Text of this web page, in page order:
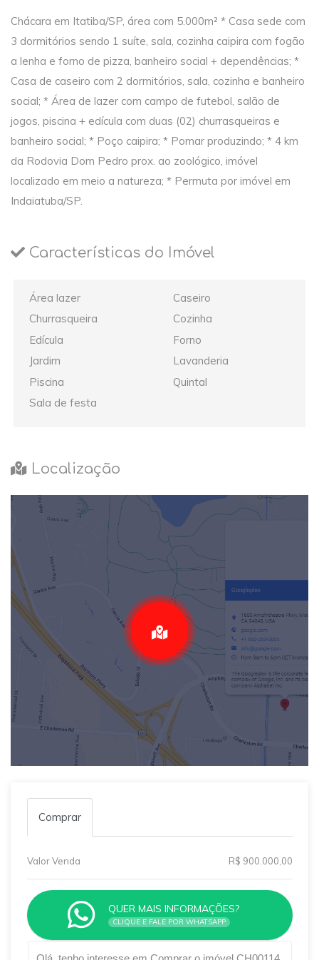
Chácara em Itatiba/SP, área com 5.000m² * Casa sede com
3 dormitórios sendo 1 suíte, sala, cozinha caipira com fogão
a lenha e forno de pizza, banheiro social + dependências; *
Casa de caseiro com 2 dormitórios, sala, cozinha e banheiro
social; * Área de lazer com campo de futebol, salão de
jogos, piscina + edícula com duas (02) churrasqueiras e
banheiro social; * Poço caipira; * Pomar produzindo; * 4 km
da Rodovia Dom Pedro prox. ao zoológico, imóvel
localizado em meio a natureza; * Permuta por imóvel em
Indaiatuba/SP.
Características do Imóvel
Área lazer
Caseiro
Churrasqueira
Cozinha
Edícula
Forno
Jardim
Lavanderia
Piscina
Quintal
Sala de festa
Localização
Comprar
Valor Venda R$ 900.000,00
QUER MAIS INFORMAÇÕES?
CLIQUE E FALE POR WHATSAPP